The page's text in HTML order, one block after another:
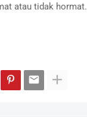
atau tidak hormat.